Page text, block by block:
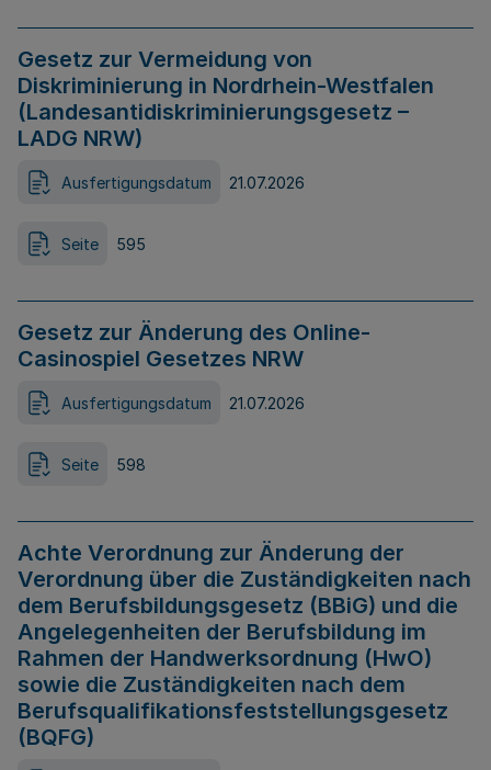
Gesetz zur Vermeidung von
Diskriminierung in Nordrhein-Westfalen
(Landesantidiskriminierungsgesetz –
LADG NRW)
Ausfertigungsdatum 21.07.2026
Seite 595
Gesetz zur Änderung des Online-
Casinospiel Gesetzes NRW
Ausfertigungsdatum 21.07.2026
Seite 598
Achte Verordnung zur Änderung der
Verordnung über die Zuständigkeiten nach
dem Berufsbildungsgesetz (BBiG) und die
Angelegenheiten der Berufsbildung im
Rahmen der Handwerksordnung (HwO)
sowie die Zuständigkeiten nach dem
Berufsqualifikationsfeststellungsgesetz
(BQFG)